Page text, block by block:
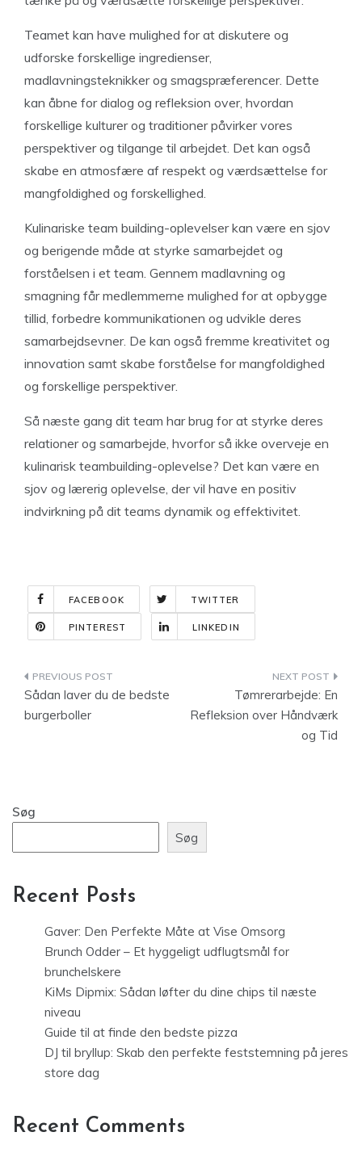
Teamet kan have mulighed for at diskutere og
udforske forskellige ingredienser,
madlavningsteknikker og smagspræferencer. Dette
kan åbne for dialog og refleksion over, hvordan
forskellige kulturer og traditioner påvirker vores
perspektiver og tilgange til arbejdet. Det kan også
skabe en atmosfære af respekt og værdsættelse for
mangfoldighed og forskellighed.
Kulinariske team building-oplevelser kan være en sjov
og berigende måde at styrke samarbejdet og
forståelsen i et team. Gennem madlavning og
smagning får medlemmerne mulighed for at opbygge
tillid, forbedre kommunikationen og udvikle deres
samarbejdsevner. De kan også fremme kreativitet og
innovation samt skabe forståelse for mangfoldighed
og forskellige perspektiver.
Så næste gang dit team har brug for at styrke deres
relationer og samarbejde, hvorfor så ikke overveje en
kulinarisk teambuilding-oplevelse? Det kan være en
sjov og lærerig oplevelse, der vil have en positiv
indvirkning på dit teams dynamik og effektivitet.
FACEBOOK TWITTER
PINTEREST LINKEDIN
Indlægsnavigation
Sådan laver du de bedste
burgerboller
Tømrerarbejde: En
Refleksion over Håndværk
og Tid
Søg
Søg
Recent Posts
Gaver: Den Perfekte Måte at Vise Omsorg
Brunch Odder – Et hyggeligt udflugtsmål for
brunchelskere
KiMs Dipmix: Sådan løfter du dine chips til næste
niveau
Guide til at finde den bedste pizza
DJ til bryllup: Skab den perfekte feststemning på jeres
store dag
Recent Comments